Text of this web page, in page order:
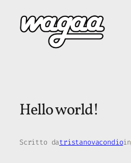
contenuto
Hello world!
Scritto datristanovacondioin